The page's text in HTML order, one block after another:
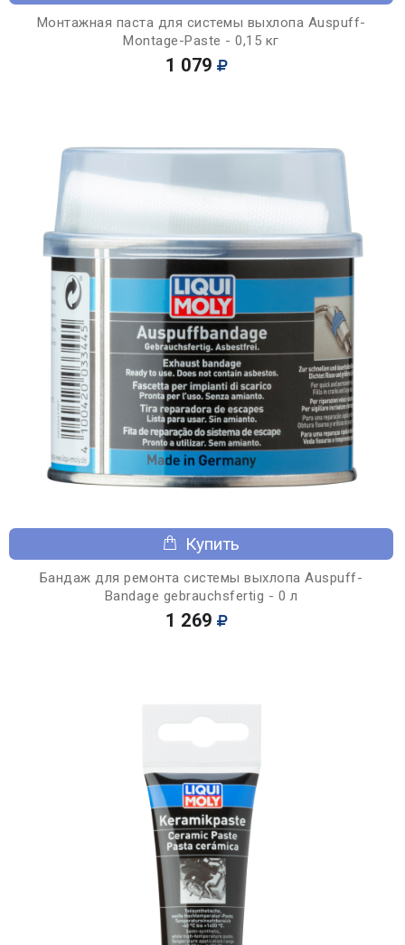
Монтажная паста для системы выхлопа Auspuff-
Montage-Paste - 0,15 кг
1 079
Купить
Бандаж для ремонта системы выхлопа Auspuff-
Bandage gebrauchsfertig - 0 л
1 269